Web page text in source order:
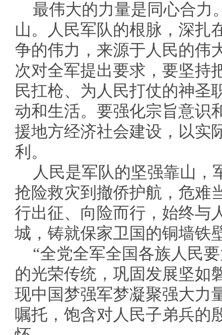
最伟大的力量是同心合力
山。人民军队的根脉，深扎
争的伟力，来源于人民的伟
次对全军提出要求，要坚持
民扛枪、为人民打仗的神圣
动和生活。要强化宗旨意识
援地方经济社会建设，以实
利。
人民是军队的坚强靠山，
抢险救灾到撤侨护航，危难
行出征、向险而行，始终与
城，铸就保家卫国的铜墙铁
“全党全军全国各族人民
的光荣传统，巩固发展坚如
现中国梦强军梦凝聚强大力
嘱托，饱含对人民子弟兵的